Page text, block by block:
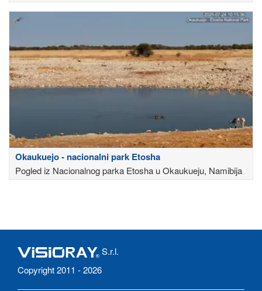
Okaukuejo - nacionalni park Etosha
Pogled iz Nacionalnog parka Etosha u Okaukueju, Namibija
S.r.l.
Copyright 2011 - 2026